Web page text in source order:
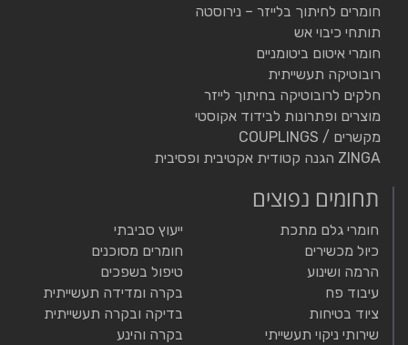
חומרים לחיתוך בלייזר – נירוסטה
תותחי כיבוי אש
חומרי איטום ביטומניים
רובוטיקה תעשייתית
חלקים לרובוטיקה בחיתוך לייזר
מוצרים ופתרונות לבידוד אקוסטי
מקשרים / COUPLINGS
ZINGA הגנה קטודית אקטיבית ופסיבית
תחומים נפוצים
חומרי גלם מתכת
כיול מכשירים
הרמה ושינוע
עיבוד פח
ציוד בטיחות
שירותי ניקוי תעשייתי
ייעוץ סביבתי
חומרים מסוכנים
טיפול בשפכים
בקרה ומדידה תעשייתית
בדיקה ובקרה תעשייתית
בקרה והינע